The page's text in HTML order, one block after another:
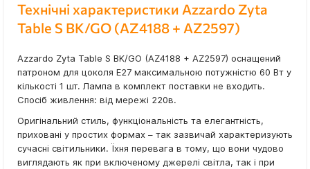
Технічні характеристики Azzardo Zyta
Table S BK/GO (AZ4188 + AZ2597)
Azzardo Zyta Table S BK/GO (AZ4188 + AZ2597) оснащений
патроном для цоколя E27 максимальною потужністю 60 Вт у
кількості 1 шт. Лампа в комплект поставки не входить.
Спосіб живлення: від мережі 220в.
Оригінальний стиль, функціональність та елегантність,
приховані у простих формах – так зазвичай характеризують
сучасні світильники. Їхня перевага в тому, що вони чудово
виглядають як при включеному джерелі світла, так і при